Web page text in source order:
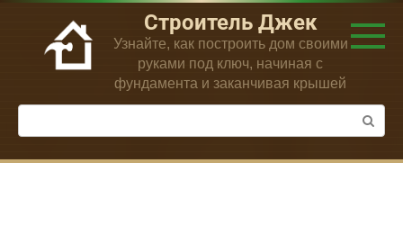
Перейти
контенту
Строитель Джек
Узнайте, как построить дом своими
руками под ключ, начиная с
фундамента и заканчивая крышей
Поиск: